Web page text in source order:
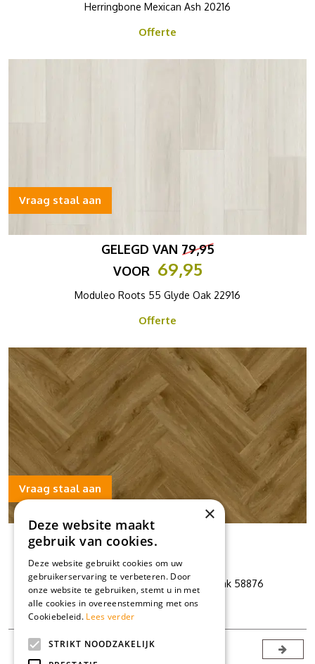
Herringbone Mexican Ash 20216
Offerte
GELEGD VAN 79,95
VOOR 69,95
Moduleo Roots 55 Glyde Oak 22916
Offerte
Vraag staal aan
GELEGD VAN
VOOR 79,95
Herringbone Lifelike Texture Sierra Oak 58876
Offerte
Vraag staal aan
1
×
Deze website maakt
gebruik van cookies.
Deze website gebruikt cookies om uw
gebruikerservaring te verbeteren. Door
onze website te gebruiken, stemt u in met
alle cookies in overeenstemming met ons
Cookiebeleid. Lees verder
STRIKT NOODZAKELIJK